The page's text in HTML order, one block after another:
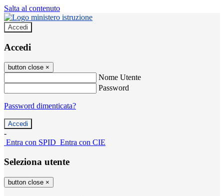
Salta al contenuto
Accedi
Accedi
button close ×
Nome Utente
Password
Password dimenticata?
-
Entra con SPID Entra con CIE
Seleziona utente
button close ×